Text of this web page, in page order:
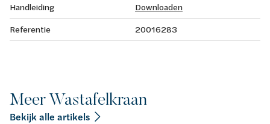
Handleiding
Downloaden
Referentie
20016283
Meer Wastafelkraan
Bekijk alle artikels